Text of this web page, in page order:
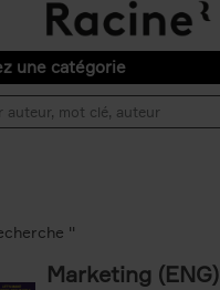
principal
une catégorie
''
Marketing (ENG)